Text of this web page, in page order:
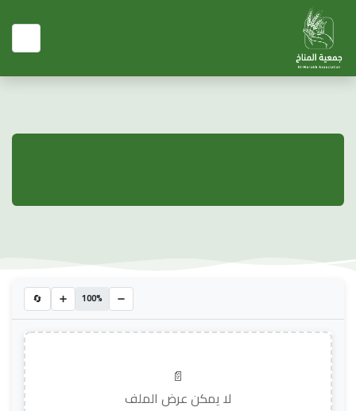
➖
100%
➕
🔄
📄
لا يمكن عرض الملف